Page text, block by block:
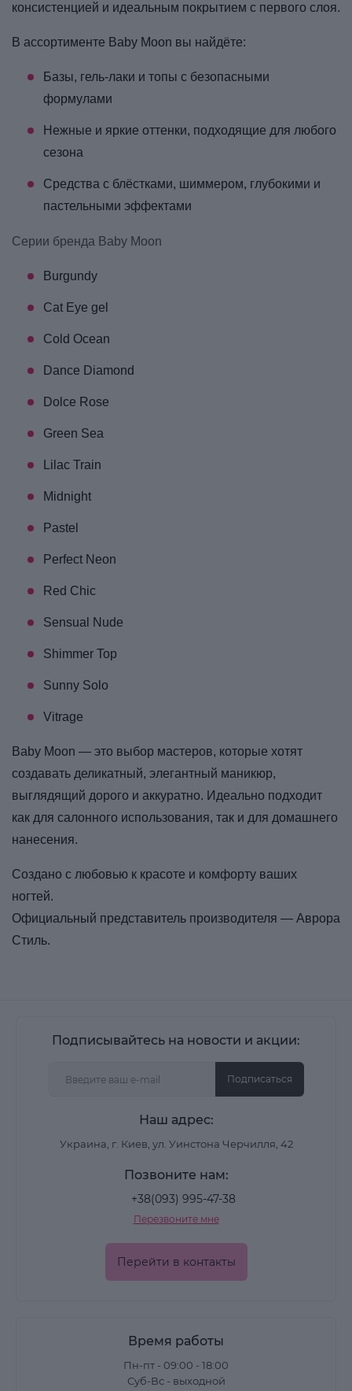
консистенцией и идеальным покрытием с первого слоя.
В ассортименте Baby Moon вы найдёте:
Базы, гель-лаки и топы с безопасными
формулами
Нежные и яркие оттенки, подходящие для любого
сезона
Средства с блёстками, шиммером, глубокими и
пастельными эффектами
Серии бренда Baby Moon
Burgundy
Cat Eye gel
Cold Ocean
Dance Diamond
Dolce Rose
Green Sea
Lilac Train
Midnight
Pastel
Perfect Neon
Red Chic
Sensual Nude
Shimmer Top
Sunny Solo
Vitrage
Baby Moon — это выбор мастеров, которые хотят
создавать деликатный, элегантный маникюр,
выглядящий дорого и аккуратно. Идеально подходит
как для салонного использования, так и для домашнего
нанесения.
Создано с любовью к красоте и комфорту ваших
ногтей.
Официальный представитель производителя — Аврора
Стиль.
Подписывайтесь на новости и акции:
Подписаться
Наш адрес:
Украина, г. Киев, ул. Уинстона Черчилля, 42
Позвоните нам:
+38(093) 995-47-38
Перезвоните мне
Перейти в контакты
Время работы
Пн-пт - 09:00 - 18:00
Суб-Вс - выходной